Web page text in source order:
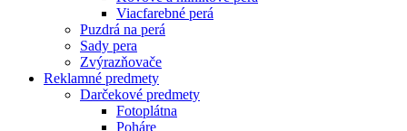
Viacfarebné perá
Puzdrá na perá
Sady pera
Zvýrazňovače
Reklamné predmety
Darčekové predmety
Fotoplátna
Poháre